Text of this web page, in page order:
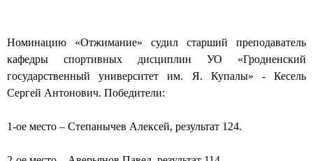
Номинацию «Отжимание» судил старший преподаватель
кафедры спортивных дисциплин УО «Гродненский
государственный университет им. Я. Купалы» - Кесель
Сергей Антонович. Победители:
1-ое место – Степанычев Алексей, результат 124.